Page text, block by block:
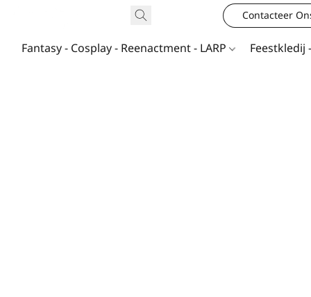
Contacteer
Fantasy - Cosplay - Reenactment - LARP Feestkledij